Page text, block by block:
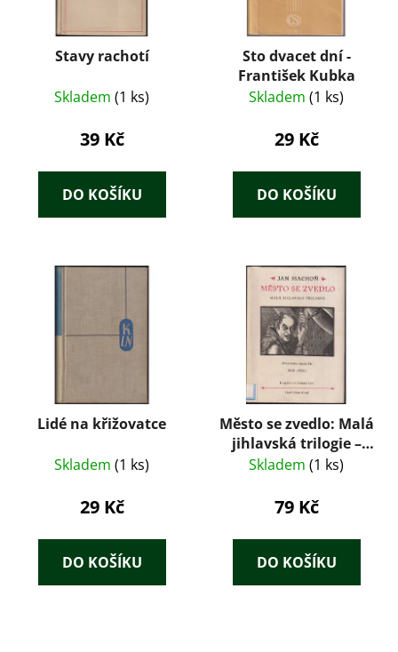
Stavy rachotí
Skladem (1 ks)
39 Kč
DO KOŠÍKU
Sto dvacet dní -
František Kubka
Skladem (1 ks)
29 Kč
DO KOŠÍKU
Lidé na křižovatce
Skladem (1 ks)
29 Kč
DO KOŠÍKU
Město se zvedlo: Malá
jihlavská trilogie –
Jan Machoň (1955)
Skladem (1 ks)
79 Kč
DO KOŠÍKU